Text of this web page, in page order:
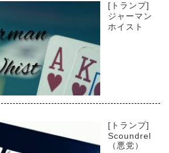
[トランプ]
ジャーマン
ホイスト
[トランプ]
Scoundrel
（悪党）